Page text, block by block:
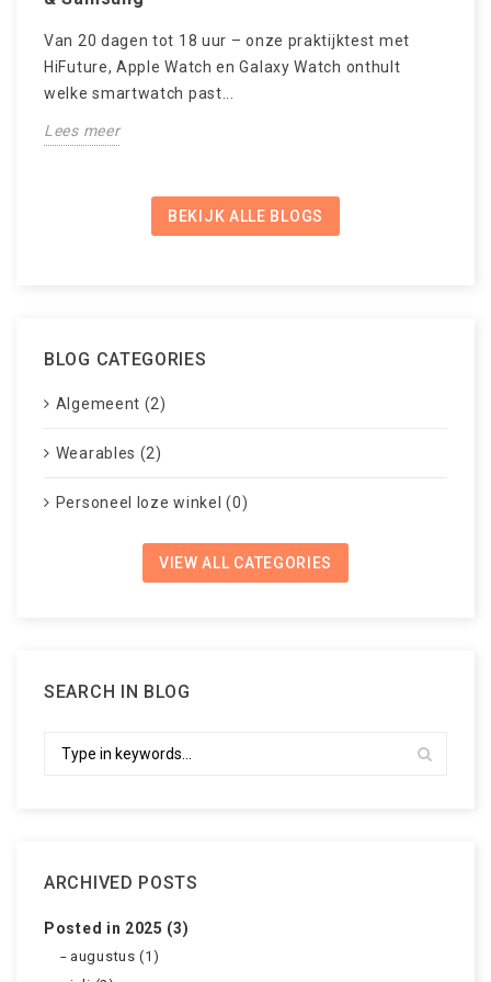
Van 20 dagen tot 18 uur – onze praktijktest met
HiFuture, Apple Watch en Galaxy Watch onthult
welke smartwatch past...
Lees meer
BEKIJK ALLE BLOGS
BLOG CATEGORIES
Algemeent (2)
Wearables (2)
Personeel loze winkel (0)
VIEW ALL CATEGORIES
SEARCH IN BLOG
ARCHIVED POSTS
Posted in 2025 (3)
augustus (1)